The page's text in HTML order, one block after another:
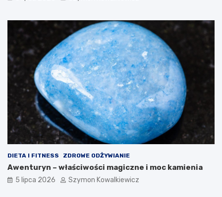
DIETA I FITNESS ZDROWE ODŻYWIANIE
Awenturyn – właściwości magiczne i moc kamienia
5 lipca 2026 Szymon Kowalkiewicz